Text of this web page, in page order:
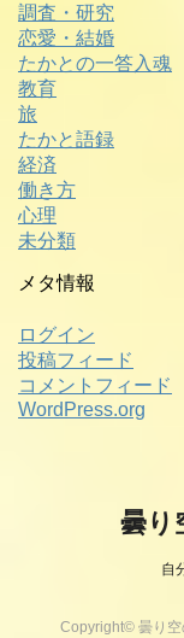
調査・研究
恋愛・結婚
たかとの一答入魂
教育
旅
たかと語録
経済
働き方
心理
未分類
メタ情報
ログイン
投稿フィード
コメントフィード
WordPress.org
曇り
自
Copyright© 曇り空